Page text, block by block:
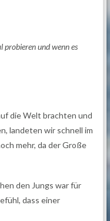
probieren und wenn es
die Welt brachten und
landeten wir schnell im
mehr, da der Große
den Jungs war für
dass einer